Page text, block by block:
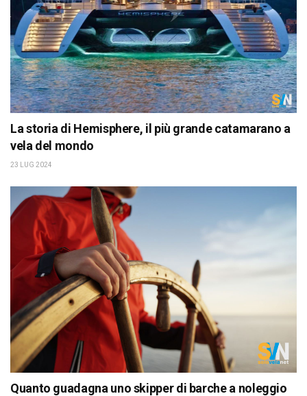
La storia di Hemisphere, il più grande catamarano a
vela del mondo
23 LUG 2024
Quanto guadagna uno skipper di barche a noleggio